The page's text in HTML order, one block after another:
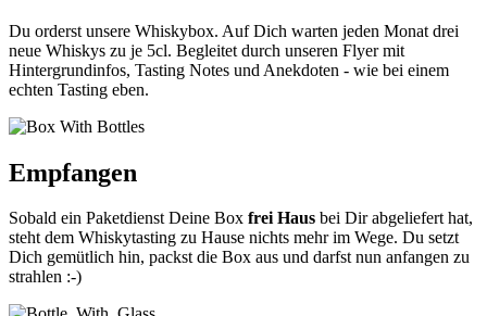
Du orderst unsere Whiskybox. Auf Dich warten jeden Monat drei
neue Whiskys zu je 5cl. Begleitet durch unseren Flyer mit
Hintergrundinfos, Tasting Notes und Anekdoten - wie bei einem
echten Tasting eben.
Empfangen
Sobald ein Paketdienst Deine Box frei Haus bei Dir abgeliefert hat,
steht dem Whiskytasting zu Hause nichts mehr im Wege. Du setzt
Dich gemütlich hin, packst die Box aus und darfst nun anfangen zu
strahlen :-)